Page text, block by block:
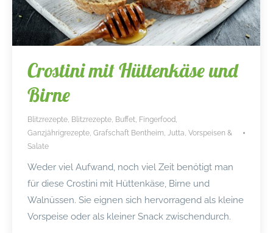
Crostini mit Hüttenkäse und
Birne
Blitzrezepte, Blitzrezepte, Buffet, Fingerfood,
Ganzjährigrezepte, Grafschaft Bentheim, Jutta, Vorspeisen &
Salate
Weder viel Aufwand, noch viel Zeit benötigt man
für diese Crostini mit Hüttenkäse, Birne und
Walnüssen. Sie eignen sich hervorragend als kleine
Vorspeise oder als kleiner Snack zwischendurch.